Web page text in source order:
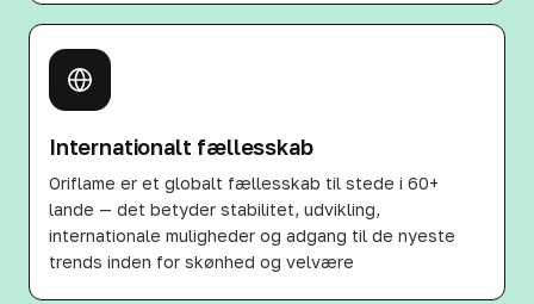
Internationalt fællesskab
Oriflame er et globalt fællesskab til stede i 60+
lande — det betyder stabilitet, udvikling,
internationale muligheder og adgang til de nyeste
trends inden for skønhed og velvære